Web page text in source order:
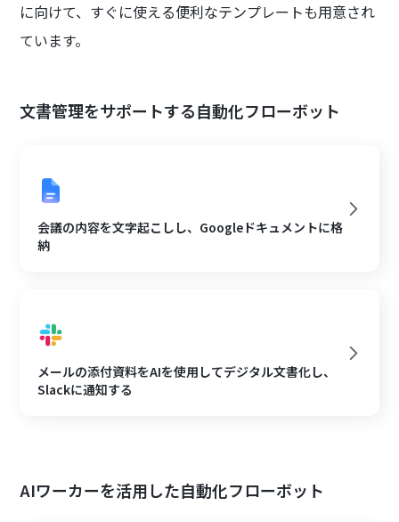
に向けて、すぐに使える便利なテンプレートも用意され
ています。
文書管理をサポートする自動化フローボット
会議の内容を文字起こしし、Googleドキュメントに格
納
メールの添付資料をAIを使用してデジタル文書化し、
Slackに通知する
AIワーカーを活用した自動化フローボット